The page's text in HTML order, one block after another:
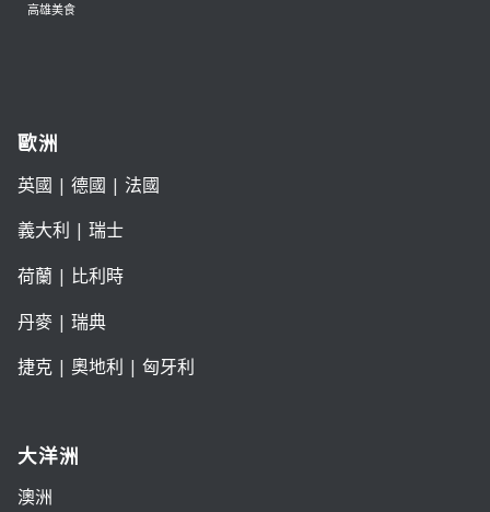
高雄美食
歐洲
英國 | 德國 | 法國
義大利 | 瑞士
荷蘭| 比利時
丹麥| 瑞典
捷克| 奧地利 | 匈牙利
大洋洲
澳洲